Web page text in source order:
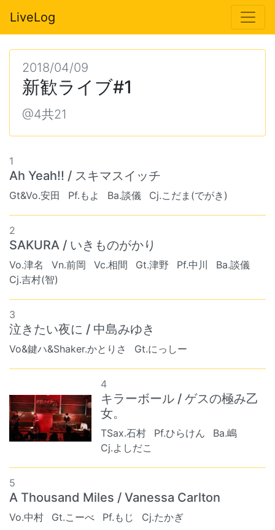
LiveLog
2018/04/09
新歓ライブ#1
@4共21
1
Ah Yeah!! / スキマスイッチ
Gt&Vo.安田 Pf.もよ Ba.談儀 Cj.こだま(でがき)
2
SAKURA / いきものがかり
Vo.津名 Vn.前岡 Vc.相間 Gt.津野 Pf.中川
Ba.談儀
Cj.吉村(智)
3
泣きたい夜に / 中島みゆき
Vo&鍵ハ&Shaker.かとりさ Gt.にっしー
4
キラーボール / ゲスの極み乙
女。
TSax.石村 Pf.ひらけん
Ba.嶋
Cj.よしだこ
5
A Thousand Miles / Vanessa Carlton
Vo.中村 Gt.こーべ Pf.もじ
Cj.たかぎ